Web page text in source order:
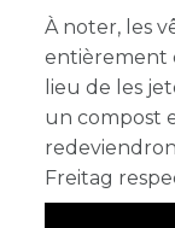
À noter, les
entièrement
lieu de les
un compost
Freitag